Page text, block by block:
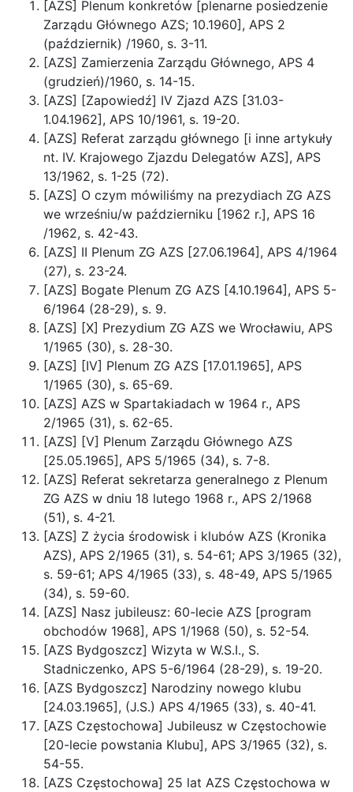
[AZS] Plenum konkretów [plenarne posiedzenie
Zarządu Głównego AZS; 10.1960], APS 2
(październik) /1960, s. 3-11.
[AZS] Zamierzenia Zarządu Głównego, APS 4
(grudzień)/1960, s. 14-15.
[AZS] [Zapowiedź] IV Zjazd AZS [31.03-
1.04.1962], APS 10/1961, s. 19-20.
[AZS] Referat zarządu głównego [i inne artykuły
nt. IV. Krajowego Zjazdu Delegatów AZS], APS
13/1962, s. 1-25 (72).
[AZS] O czym mówiliśmy na prezydiach ZG AZS
we wrześniu/w październiku [1962 r.], APS 16
/1962, s. 42-43.
[AZS] II Plenum ZG AZS [27.06.1964], APS 4/1964
(27), s. 23-24.
[AZS] Bogate Plenum ZG AZS [4.10.1964], APS 5-
6/1964 (28-29), s. 9.
[AZS] [X] Prezydium ZG AZS we Wrocławiu, APS
1/1965 (30), s. 28-30.
[AZS] [IV] Plenum ZG AZS [17.01.1965], APS
1/1965 (30), s. 65-69.
[AZS] AZS w Spartakiadach w 1964 r., APS
2/1965 (31), s. 62-65.
[AZS] [V] Plenum Zarządu Głównego AZS
[25.05.1965], APS 5/1965 (34), s. 7-8.
[AZS] Referat sekretarza generalnego z Plenum
ZG AZS w dniu 18 lutego 1968 r., APS 2/1968
(51), s. 4-21.
[AZS] Z życia środowisk i klubów AZS (Kronika
AZS), APS 2/1965 (31), s. 54-61; APS 3/1965 (32),
s. 59-61; APS 4/1965 (33), s. 48-49, APS 5/1965
(34), s. 59-60.
[AZS] Nasz jubileusz: 60-lecie AZS [program
obchodów 1968], APS 1/1968 (50), s. 52-54.
[AZS Bydgoszcz] Wizyta w W.S.I., S.
Stadniczenko, APS 5-6/1964 (28-29), s. 19-20.
[AZS Bydgoszcz] Narodziny nowego klubu
[24.03.1965], (J.S.) APS 4/1965 (33), s. 40-41.
[AZS Częstochowa] Jubileusz w Częstochowie
[20-lecie powstania Klubu], APS 3/1965 (32), s.
54-55.
[AZS Częstochowa] 25 lat AZS Częstochowa w